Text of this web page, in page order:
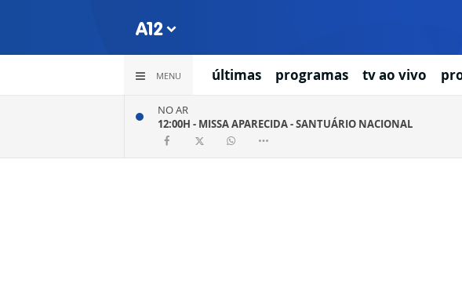
MENU últimas programas tv ao vivo
NO AR
12:00H - MISSA APARECIDA - SANTUÁRIO NACIONAL